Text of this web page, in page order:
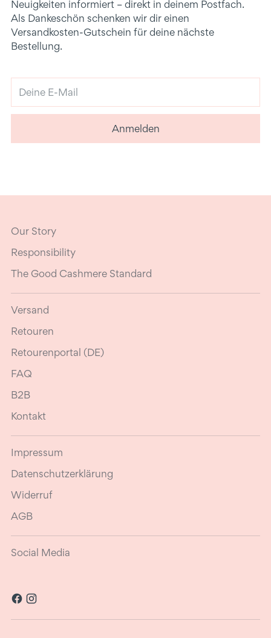
Neuigkeiten informiert – direkt in deinem Postfach.
Als Dankeschön schenken wir dir einen
Versandkosten-Gutschein für deine nächste
Bestellung.
E-
Mail
Anmelden
Our Story
Responsibility
The Good Cashmere Standard
Versand
Retouren
Retourenportal (DE)
FAQ
B2B
Kontakt
Impressum
Datenschutzerklärung
Widerruf
AGB
Social Media